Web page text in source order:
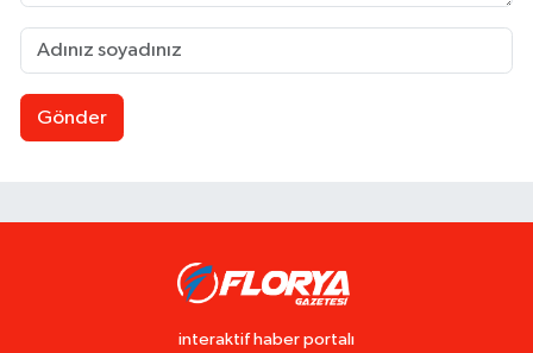
Gönder
interaktif haber portalı